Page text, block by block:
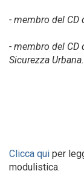
- membro del CD
- membro del CD
Sicurezza Urbana.
Clicca qui per
modulistica.